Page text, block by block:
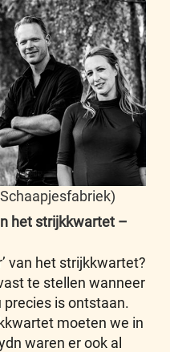
het strijkkwartet –
van het strijkkwartet?
te stellen wanneer
is ontstaan.
moeten we in
waren er ook al